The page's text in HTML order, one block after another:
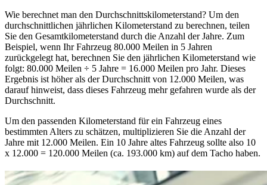
Wie berechnet man den Durchschnittskilometerstand? Um den
durchschnittlichen jährlichen Kilometerstand zu berechnen, teilen
Sie den Gesamtkilometerstand durch die Anzahl der Jahre. Zum
Beispiel, wenn Ihr Fahrzeug 80.000 Meilen in 5 Jahren
zurückgelegt hat, berechnen Sie den jährlichen Kilometerstand wie
folgt: 80.000 Meilen ÷ 5 Jahre = 16.000 Meilen pro Jahr. Dieses
Ergebnis ist höher als der Durchschnitt von 12.000 Meilen, was
darauf hinweist, dass dieses Fahrzeug mehr gefahren wurde als der
Durchschnitt.
Um den passenden Kilometerstand für ein Fahrzeug eines
bestimmten Alters zu schätzen, multiplizieren Sie die Anzahl der
Jahre mit 12.000 Meilen. Ein 10 Jahre altes Fahrzeug sollte also 10
x 12.000 = 120.000 Meilen (ca. 193.000 km) auf dem Tacho haben.